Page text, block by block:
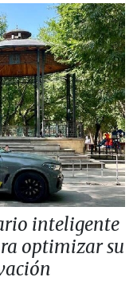
inteligente
optimizar su